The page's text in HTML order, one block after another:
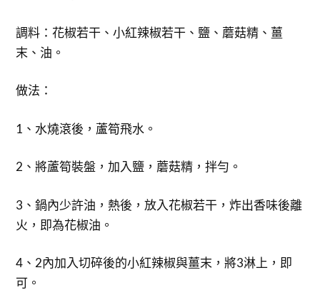
調料：花椒若干、小紅辣椒若干、鹽、蘑菇精、薑
末、油。
做法：
1、水燒滾後，蘆筍飛水。
2、將蘆筍裝盤，加入鹽，蘑菇精，拌勻。
3、鍋內少許油，熱後，放入花椒若干，炸出香味後離
火，即為花椒油。
4、2內加入切碎後的小紅辣椒與薑末，將3淋上，即
可。